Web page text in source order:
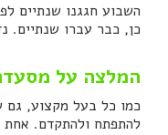
השבוע חגגנו שנתיים
כן, כבר עברו שנתיים.
המלצה על
כמו כל בעל מקצוע, גם
להתפתח ולהתקדם. אחת